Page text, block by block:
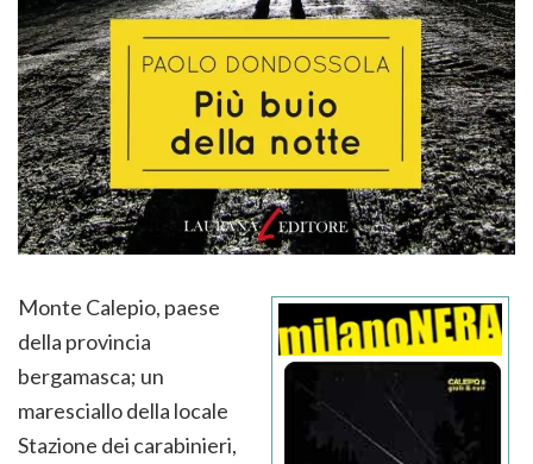
Monte Calepio, paese
della provincia
bergamasca; un
maresciallo della locale
Stazione dei carabinieri,